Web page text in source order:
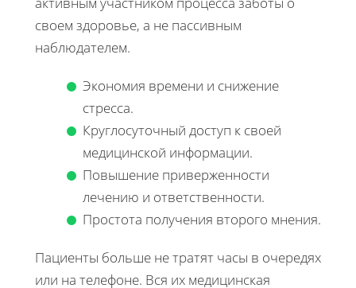
своем здоровье, а не пассивным
наблюдателем.
Экономия времени и снижение
стресса.
Круглосуточный доступ к своей
медицинской информации.
Повышение приверженности
лечению и ответственности.
Простота получения второго мнения.
Пациенты больше не тратят часы в очередях
или на телефоне. Вся их медицинская